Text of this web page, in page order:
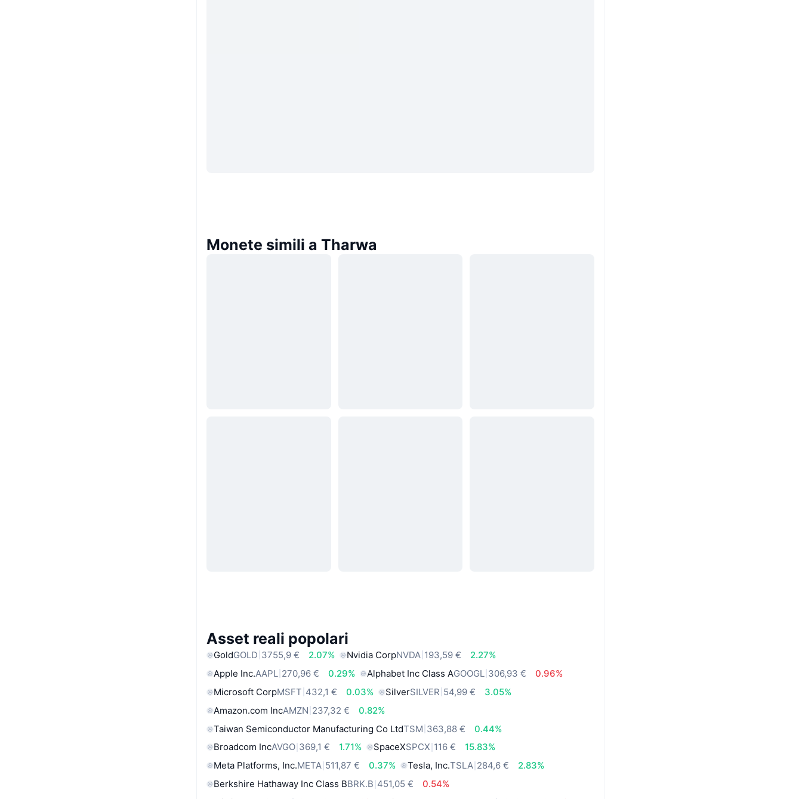
Monete simili a Tharwa
Asset reali popolari
GoldGOLD 3755,9 € 2.07% Nvidia CorpNVDA 193,59 €
2.27%
Apple Inc.AAPL 270,96 € 0.29% Alphabet Inc Class AGOOGL 306,93 €
0.96%
Microsoft CorpMSFT 432,1 € 0.03% SilverSILVER 54,99 €
3.05%
Amazon.com IncAMZN 237,32 €
0.82%
Taiwan Semiconductor Manufacturing Co LtdTSM 363,88 €
0.44%
Broadcom IncAVGO 369,1 € 1.71% SpaceXSPCX 116 €
15.83%
Meta Platforms, Inc.META 511,87 € 0.37% Tesla, Inc.TSLA 284,6 €
2.83%
Berkshire Hathaway Inc Class BBRK.B 451,05 €
0.54%